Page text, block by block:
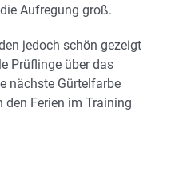
Aufregung groß.
jedoch schön gezeigt
Prüflinge über das
nächste Gürtelfarbe
den Ferien im Training